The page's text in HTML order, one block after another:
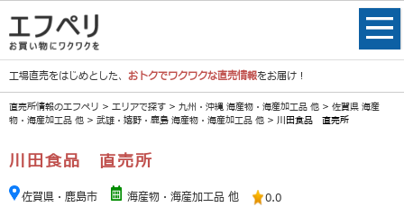
工場直売をはじめとした、 おトクでワクワクな直売情報をお届け！
直売所情報のエフペリ > エリアで探す > 九州・沖縄 海産物・海産加工品 他 > 佐賀県 海産
物・海産加工品 他 > 武雄・嬉野・鹿島 海産物・海産加工品 他 > 川田食品 直売所
川田食品 直売所
佐賀県・鹿島市 海産物・海産加工品 他 0.0